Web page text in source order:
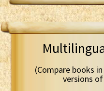
(Compare books
versions